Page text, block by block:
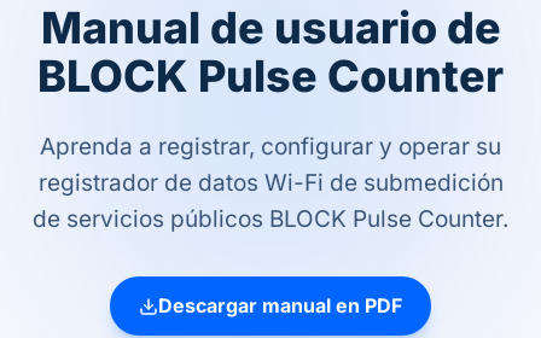
Manual de usuario de
BLOCK Pulse Counter
Aprenda a registrar, configurar y operar su
registrador de datos Wi-Fi de submedición
de servicios públicos BLOCK Pulse Counter.
Descargar manual en PDF